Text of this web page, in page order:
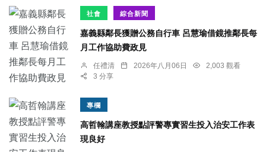
社會 綜合新聞
嘉義縣鄰長獲贈公務自行車 呂慧瑜借鏡推鄰長每
月工作協助費政見
任禮清 2026年八月06日
2,003 觀看
3 分享
專欄
高哲翰講座教授點評警專實習生投入治安工作表
現良好